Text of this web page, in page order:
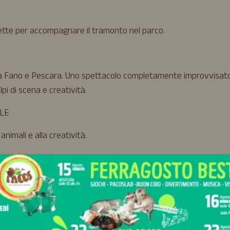
per accompagnare il tramonto nel parco.
e Pescara. Uno spettacolo completamente
di scena e creatività.
e alla creatività.
dai 10 anni in su. Colori, materiali e fantasia per